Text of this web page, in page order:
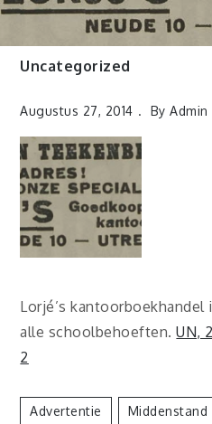
Uncategorized
Augustus 27, 2014 ByAdmin
Lorjé’s
alle schoolbehoeften.UN,
2
Advertentie Middenstand